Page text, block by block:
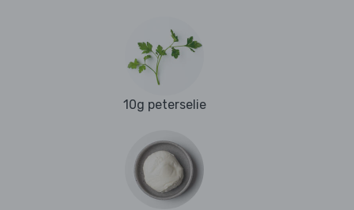
10g peterselie